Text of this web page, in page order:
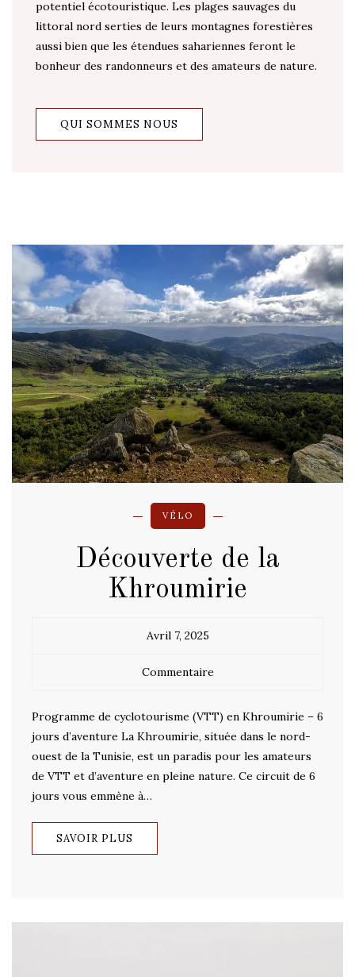
potentiel écotouristique. Les plages sauvages du
littoral nord serties de leurs montagnes forestières
aussi bien que les étendues sahariennes feront le
bonheur des randonneurs et des amateurs de nature.
QUI SOMMES NOUS
VÉLO
Découverte de la
Khroumirie
Avril 7, 2025
Commentaire
Programme de cyclotourisme (VTT) en Khroumirie – 6
jours d’aventure La Khroumirie, située dans le nord-
ouest de la Tunisie, est un paradis pour les amateurs
de VTT et d’aventure en pleine nature. Ce circuit de 6
jours vous emmène à…
SAVOIR PLUS